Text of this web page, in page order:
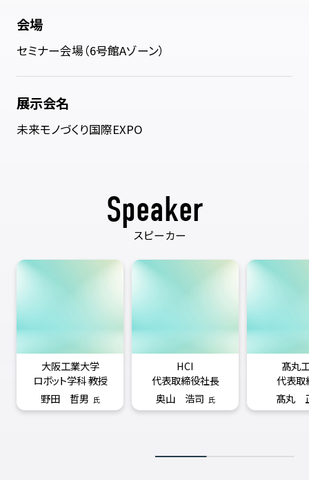
会場
セミナー会場（6号館Aゾーン）
展示会名
未来モノづくり国際EXPO
Speaker
スピーカー
大阪工業大学
ロボット学科 教授
野田 哲男 氏
HCI
代表取締役社長
奥山 浩司 氏
髙丸
代表取
髙丸